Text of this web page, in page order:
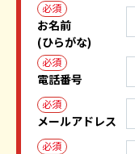
必須
お名前
(ひらがな)
必須
電話番号
必須
メールアドレス
必須